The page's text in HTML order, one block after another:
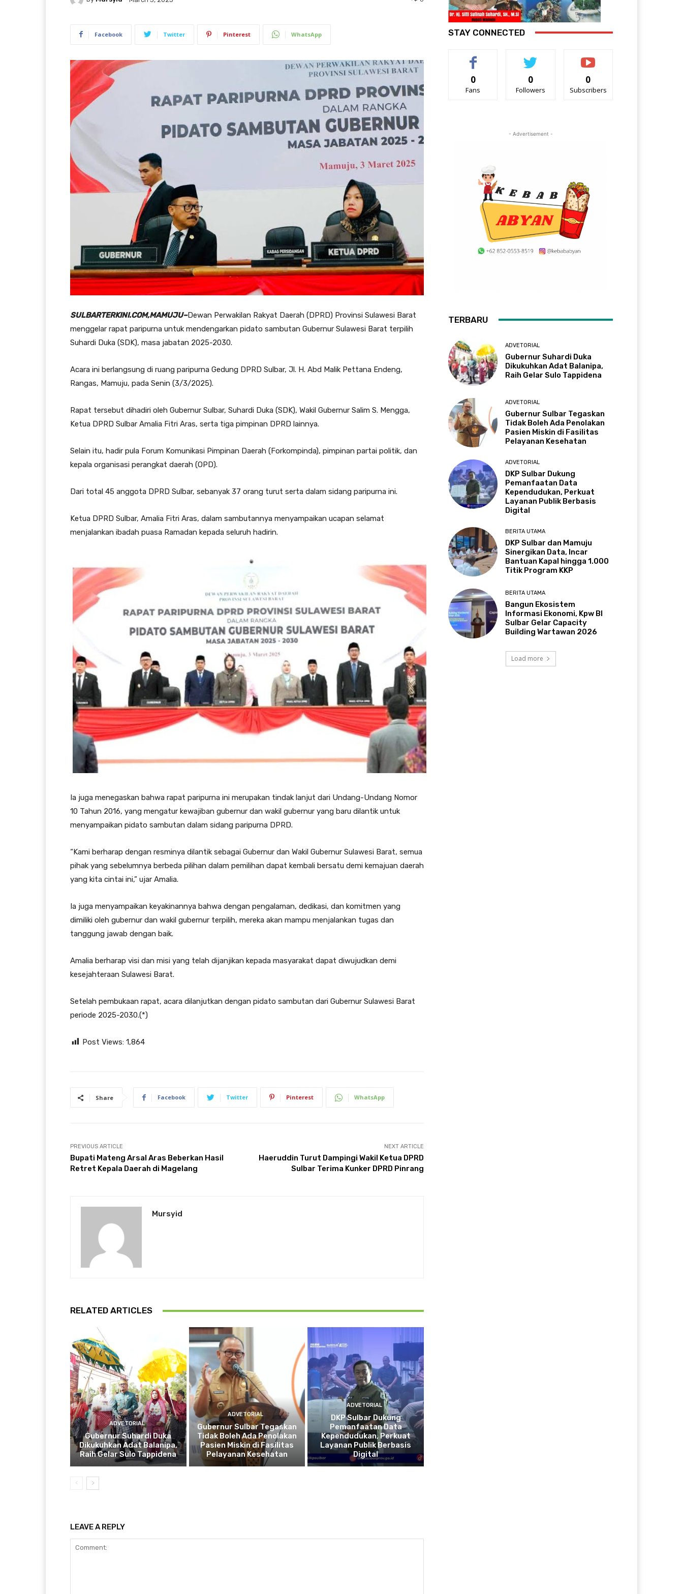
Facebook Twitter Pinterest WhatsApp
SULBARTERKINI.COM,MAMUJU–Dewan Perwakilan Rakyat Daerah (DPRD) Provinsi Sulawesi Barat
menggelar rapat paripurna untuk mendengarkan pidato sambutan Gubernur Sulawesi Barat terpilih
Suhardi Duka (SDK), masa jabatan 2025-2030.
Acara ini berlangsung di ruang paripurna Gedung DPRD Sulbar, Jl. H. Abd Malik Pettana Endeng,
Rangas, Mamuju, pada Senin (3/3/2025).
Rapat tersebut dihadiri oleh Gubernur Sulbar, Suhardi Duka (SDK), Wakil Gubernur Salim S. Mengga,
Ketua DPRD Sulbar Amalia Fitri Aras, serta tiga pimpinan DPRD lainnya.
Selain itu, hadir pula Forum Komunikasi Pimpinan Daerah (Forkompinda), pimpinan partai politik, dan
kepala organisasi perangkat daerah (OPD).
Dari total 45 anggota DPRD Sulbar, sebanyak 37 orang turut serta dalam sidang paripurna ini.
Ketua DPRD Sulbar, Amalia Fitri Aras, dalam sambutannya menyampaikan ucapan selamat
menjalankan ibadah puasa Ramadan kepada seluruh hadirin.
Ia juga menegaskan bahwa rapat paripurna ini merupakan tindak lanjut dari Undang-Undang Nomor
10 Tahun 2016, yang mengatur kewajiban gubernur dan wakil gubernur yang baru dilantik untuk
menyampaikan pidato sambutan dalam sidang paripurna DPRD.
“Kami berharap dengan resminya dilantik sebagai Gubernur dan Wakil Gubernur Sulawesi Barat, semua
pihak yang sebelumnya berbeda pilihan dalam pemilihan dapat kembali bersatu demi kemajuan daerah
yang kita cintai ini,” ujar Amalia.
Ia juga menyampaikan keyakinannya bahwa dengan pengalaman, dedikasi, dan komitmen yang
dimiliki oleh gubernur dan wakil gubernur terpilih, mereka akan mampu menjalankan tugas dan
tanggung jawab dengan baik.
Amalia berharap visi dan misi yang telah dijanjikan kepada masyarakat dapat diwujudkan demi
kesejahteraan Sulawesi Barat.
Setelah pembukaan rapat, acara dilanjutkan dengan pidato sambutan dari Gubernur Sulawesi Barat
periode 2025-2030.(*)
Post Views: 1,864
Share Facebook Twitter Pinterest WhatsApp
PREVIOUS ARTICLE
Bupati Mateng Arsal Aras Beberkan Hasil
Retret Kepala Daerah di Magelang
NEXT ARTICLE
Haeruddin Turut Dampingi Wakil Ketua DPRD
Sulbar Terima Kunker DPRD Pinrang
Mursyid
RELATED ARTICLES
ADVETORIAL
Gubernur Suhardi Duka
Dikukuhkan Adat Balanipa,
Raih Gelar Sulo Tappidena
ADVETORIAL
Gubernur Sulbar Tegaskan
Tidak Boleh Ada Penolakan
Pasien Miskin di Fasilitas
Pelayanan Kesehatan
ADVETORIAL
DKP Sulbar Dukung
Pemanfaatan Data
Kependudukan, Perkuat
Layanan Publik Berbasis
Digital
LEAVE A REPLY
STAY CONNECTED
0
Fans
0
Followers
0
Subscribers
- Advertisement -
TERBARU
ADVETORIAL
Gubernur Suhardi Duka
Dikukuhkan Adat Balanipa,
Raih Gelar Sulo Tappidena
ADVETORIAL
Gubernur Sulbar Tegaskan
Tidak Boleh Ada Penolakan
Pasien Miskin di Fasilitas
Pelayanan Kesehatan
ADVETORIAL
DKP Sulbar Dukung
Pemanfaatan Data
Kependudukan, Perkuat
Layanan Publik Berbasis
Digital
BERITA UTAMA
DKP Sulbar dan Mamuju
Sinergikan Data, Incar
Bantuan Kapal hingga 1.000
Titik Program KKP
BERITA UTAMA
Bangun Ekosistem
Informasi Ekonomi, Kpw BI
Sulbar Gelar Capacity
Building Wartawan 2026
Load more